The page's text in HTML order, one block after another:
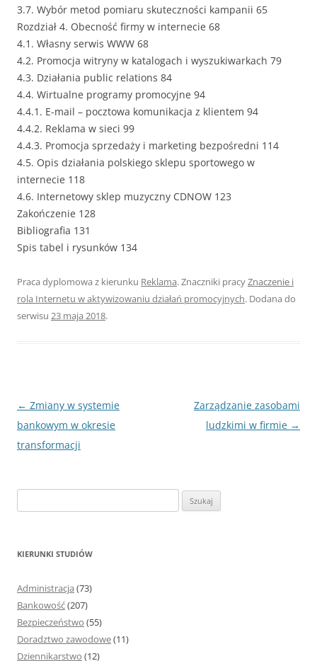
3.7. Wybór metod pomiaru skuteczności kampanii 65
Rozdział 4. Obecność firmy w internecie 68
4.1. Własny serwis WWW 68
4.2. Promocja witryny w katalogach i wyszukiwarkach 79
4.3. Działania public relations 84
4.4. Wirtualne programy promocyjne 94
4.4.1. E-mail – pocztowa komunikacja z klientem 94
4.4.2. Reklama w sieci 99
4.4.3. Promocja sprzedaży i marketing bezpośredni 114
4.5. Opis działania polskiego sklepu sportowego w
internecie 118
4.6. Internetowy sklep muzyczny CDNOW 123
Zakończenie 128
Bibliografia 131
Spis tabel i rysunków 134
Praca dyplomowa z kierunku Reklama. Znaczniki pracyZnaczenie i
rola Internetu w aktywizowaniu działań promocyjnych. Dodana do
serwisu 23 maja 2018.
Nawigacja
wpisu
← Zmiany w systemie
bankowym w okresie
transformacji
Zarządzanie zasobami
ludzkimi w firmie →
z
KIERUNKI STUDIÓW
Administracja (73)
Bankowość(207)
Bezpieczeństwo (55)
Doradztwo zawodowe(11)
Dziennikarstwo (12)